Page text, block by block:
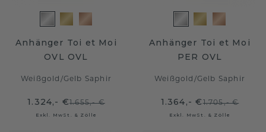
Anhänger Toi et Moi
OVL OVL
Weißgold /Gelb Saphir
1.324,- €1.655,- €
Exkl. MwSt. & Zölle
Anhänger Toi et Moi
PER OVL
Weißgold /Gelb Saphir
1.364,- €1.705,- €
Exkl. MwSt. & Zölle